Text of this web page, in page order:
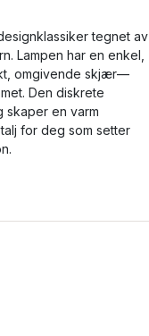
tegnet av
Lampen har en enkel,
omgivende skjær—
Den diskrete
skaper en varm
for deg som setter